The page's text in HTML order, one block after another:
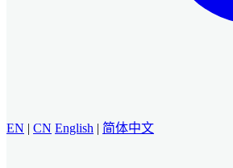
EN | CN English | 简体中文